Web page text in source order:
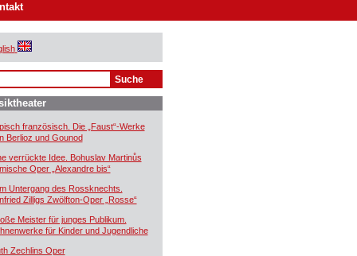
französisch. Die „Faust“-Werke
Berlioz und Gounod
verrückte Idee. Bohuslav Martinůs
Oper „Alexandre bis“
Untergang des Rossknechts.
Zilligs Zwölfton-Oper „Rosse“
Meister für junges Publikum.
für Kinder und Jugendliche
Zechlins Oper